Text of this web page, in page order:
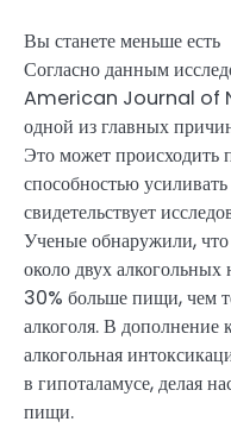
Вы станете меньше есть
Согласно данным
American Journal of
одной из главных
Это может происходить
способностью
свидетельствует
Ученые обнаружили,
около двух алкогольных
30% больше пищи, чем
алкоголя. В дополнение
алкогольная
в гипоталамусе, делая
пищи.